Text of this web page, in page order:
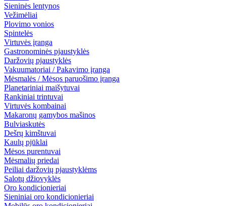
Sieninės lentynos
Vežimėliai
Plovimo vonios
Spintelės
Virtuvės įranga
Gastronominės pjaustyklės
Daržovių pjaustyklės
Vakuumatoriai / Pakavimo įranga
Mėsmalės / Mėsos paruošimo įranga
Planetariniai maišytuvai
Rankiniai trintuvai
Virtuvės kombainai
Makaronų gamybos mašinos
Bulviaskutės
Dešrų kimštuvai
Kaulų pjūklai
Mėsos purentuvai
Mėsmalių priedai
Peiliai daržovių pjaustyklėms
Salotų džiovyklės
Oro kondicionieriai
Sieniniai oro kondicionieriai